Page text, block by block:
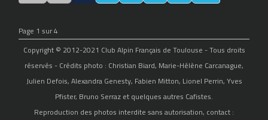
Page 1 sur 4
Copyright © 2012-2021 Club Alpin Français de Toulouse - Tous droits
réservés - Crédits photo : Christian Biard, Marie-Hélène Carcanague,
Julien Defois, Alexandra Genesty, Fabien Mitton, Lionel Perrin, Yves
Pfister, Bruno Serraz et quelques autres Cafistes.
Reproduction des photos interdite sans autorisation, contact :